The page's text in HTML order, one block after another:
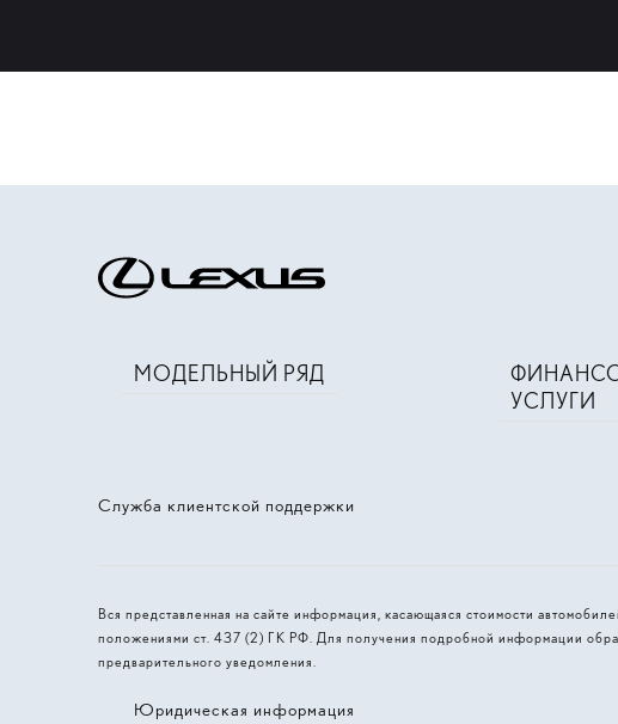
Служба клиентской поддержки
МОДЕЛЬНЫЙ РЯД
УСЛУГИ
Вся представленная на сайте информация, касающаяся стоимости
положениями ст. 437 (2) ГК РФ. Для получения подробной информации
предварительного уведомления.
Юридическая информация